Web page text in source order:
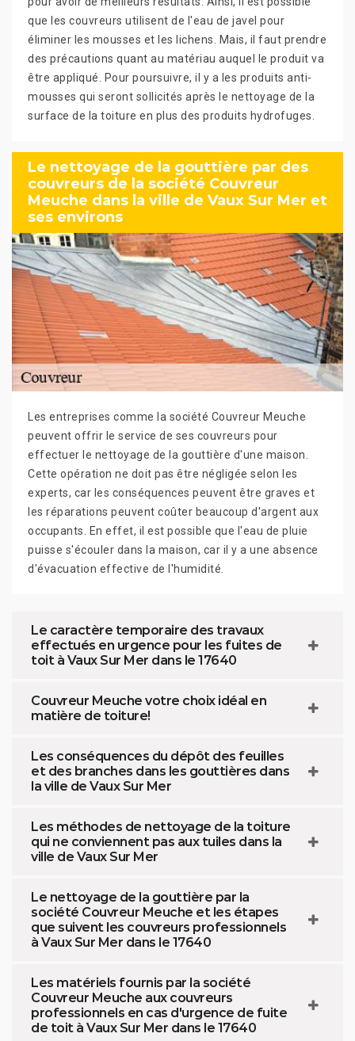
que les couvreurs utilisent de l'eau de javel pour
éliminer les mousses et les lichens. Mais, il faut prendre
des précautions quant au matériau auquel le produit va
être appliqué. Pour poursuivre, il y a les produits anti-
mousses qui seront sollicités après le nettoyage de la
surface de la toiture en plus des produits hydrofuges.
Le nettoyage de la gouttière par des
couvreurs de la société Couvreur
Meuche dans la ville de Vaux Sur Mer et
ses environs
Les entreprises comme la société Couvreur Meuche
peuvent offrir le service de ses couvreurs pour
effectuer le nettoyage de la gouttière d'une maison.
Cette opération ne doit pas être négligée selon les
experts, car les conséquences peuvent être graves et
les réparations peuvent coûter beaucoup d'argent aux
occupants. En effet, il est possible que l'eau de pluie
puisse s'écouler dans la maison, car il y a une absence
d'évacuation effective de l'humidité.
Le caractère temporaire des travaux
effectués en urgence pour les fuites de
toit à Vaux Sur Mer dans le 17640
Couvreur Meuche votre choix idéal en
matière de toiture!
Les conséquences du dépôt des feuilles
et des branches dans les gouttières dans
la ville de Vaux Sur Mer
Les méthodes de nettoyage de la toiture
qui ne conviennent pas aux tuiles dans la
ville de Vaux Sur Mer
Le nettoyage de la gouttière par la
société Couvreur Meuche et les étapes
que suivent les couvreurs professionnels
à Vaux Sur Mer dans le 17640
Les matériels fournis par la société
Couvreur Meuche aux couvreurs
professionnels en cas d'urgence de fuite
de toit à Vaux Sur Mer dans le 17640